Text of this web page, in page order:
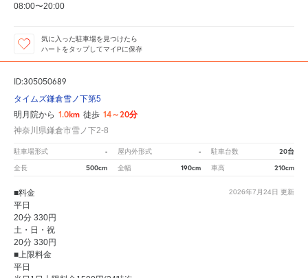
08:00〜20:00
気に入った駐車場を見つけたら
ハートをタップしてマイPに保存
ID:305050689
タイムズ鎌倉雪ノ下第5
明月院から 1.0km 徒歩 14～20分
神奈川県鎌倉市雪ノ下2-8
駐車場形式 - 屋内外形式 - 駐車台数 20台
全長 500cm 全幅 190cm 車高 210cm
2026年7月24日 更新
■料金
平日
20分 330円
土・日・祝
20分 330円
■上限料金
平日